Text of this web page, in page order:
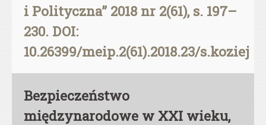
i Polityczna” 2018 nr 2(61), s. 197–
230. DOI:
10.26399/meip.2(61).2018.23/s.koziej
Bezpieczeństwo
międzynarodowe w XXI wieku,